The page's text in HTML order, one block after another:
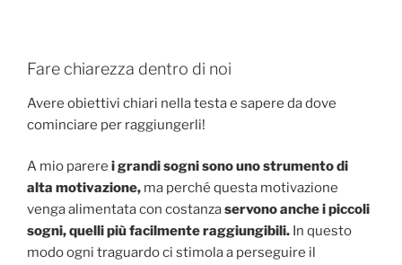
Fare chiarezza dentro di noi
Avere obiettivi chiari nella testa e sapere da dove
cominciare per raggiungerli!
A mio parere i grandi sogni sono uno strumento di
alta motivazione, ma perché questa motivazione
venga alimentata con costanzaservono anche i piccoli
sogni, quelli più facilmente raggiungibili. In questo
modo ogni traguardo ci stimola a perseguire il